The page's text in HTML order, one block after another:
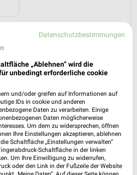
dich neben Infos zu Kaufland
Wege, dein Budget
& Angebote App
griffbereit – mit der kostenlosen
für iOS & Android.
Datenschutzbestimmungen
„Ablehnen“ wird die
unbedingt erforderliche cookie
und/oder greifen auf Informationen auf
IDs in cookie und anderen
Daten zu verarbeiten. Einige
Daten möglicherweise
Um dem zu widersprechen, öffnen
Ihre Einstellungen akzeptieren, ablehnen
Schaltfläche „Einstellungen verwalten“
Schaltfläche in der linken
Um Ihre Einwilligung zu widerrufen,
oder den Link in der Fußzeile der Website